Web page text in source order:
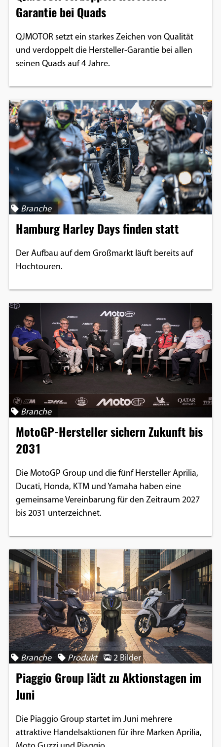
Garantie bei Quads
QJMOTOR setzt ein starkes Zeichen von Qualität
und verdoppelt die Hersteller-Garantie bei allen
seinen Quads auf 4 Jahre.
Branche
Hamburg Harley Days finden statt
Der Aufbau auf dem Großmarkt läuft bereits auf
Hochtouren.
Branche
MotoGP-Hersteller sichern Zukunft bis
2031
Die MotoGP Group und die fünf Hersteller Aprilia,
Ducati, Honda, KTM und Yamaha haben eine
gemeinsame Vereinbarung für den Zeitraum 2027
bis 2031 unterzeichnet.
Branche Produkt 2 Bilder
Piaggio Group lädt zu Aktionstagen im
Juni
Die Piaggio Group startet im Juni mehrere
attraktive Handelsaktionen für ihre Marken Aprilia,